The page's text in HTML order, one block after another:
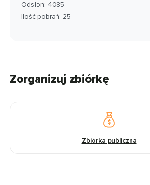
Odsłon: 4085
Ilość pobrań: 25
Zorganizuj zbiórkę
Zbiórka publiczna